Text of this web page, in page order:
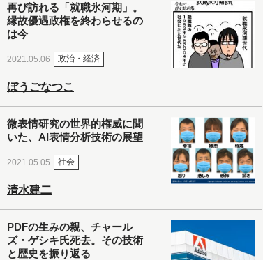
再び訪れる「就職氷河期」。
縁故優遇政権を終わらせるの
は今
2021.05.06 政治・経済
ぼうごなつこ
微表情研究の世界的権威に聞
いた、AI表情分析技術の展望
2021.05.05 社会
清水建二
PDFの生みの親、チャール
ズ・ゲシキ氏死去。その技術
と歴史を振り返る